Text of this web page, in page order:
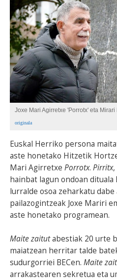
BEREZIAK
ARGAZKIAK
... AUKERA GEHIAGO
Joxe Mari Agirretxe 'Porrotx' eta Mirari
originala
Euskal Herriko persona
aste honetako Hitzetik
Mari Agirretxe Porrotx. Pirritx,
hainbat lagun ondoan
lurralde osoa zeharkatu dabe
pailazogintzeak Joxe Mariri
aste honetako programean.
Maite zaitutabestiak 20 urte
maiatzean herritar talde
sudurgorriei BECen. Maite
arrakastearen sekretua eta